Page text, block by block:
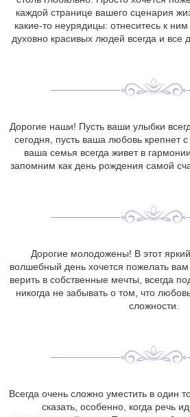
каждой странице вашего сценария
какие-то неурядицы: отнеситесь к
духовно красивых людей всегда и все
Дорогие наши! Пусть ваши улыбки
сегодня, пусть ваша любовь крепнет
ваша семья всегда живет в
запомним как день рождения самой
Дорогие молодожены! В этот
волшебный день хочется пожелать вам
верить в собственные мечты, всегда
никогда не забывать о том, что
сложности.
Всегда очень сложно уместить в один
сказать, особенно, когда речь